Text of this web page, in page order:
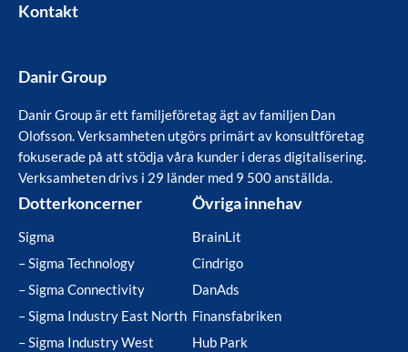
Kontakt
Danir Group
Danir Group är ett familjeföretag ägt av familjen Dan
Olofsson. Verksamheten utgörs primärt av konsultföretag
fokuserade på att stödja våra kunder i deras digitalisering.
Verksamheten drivs i 29 länder med 9 500 anställda.
Dotterkoncerner
Sigma
– Sigma Technology
– Sigma Connectivity
– Sigma Industry East North
– Sigma Industry West
Övriga innehav
BrainLit
Cindrigo
DanAds
Finansfabriken
Hub Park